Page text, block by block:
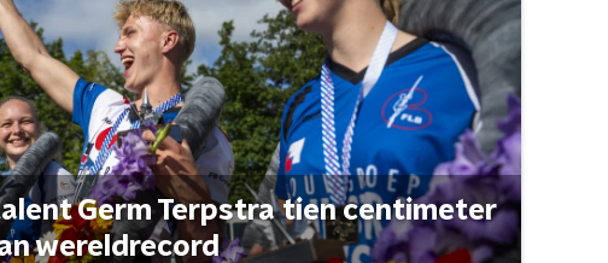
Germ Terpstra tien centimeter
wereldrecord